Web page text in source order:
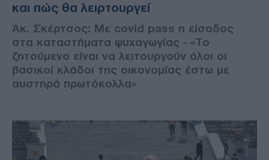
και πώς θα λειρτουργεί
Άκ. Σκέρτσος: Με covid pass η είσοδος
στα καταστήματα ψυχαγωγίας - «Το
ζητούμενο είναι να λειτουργούν όλοι οι
βασικοί κλάδοι της οικονομίας έστω με
αυστηρά πρωτόκολλα»